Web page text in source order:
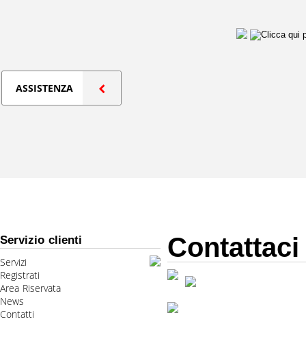
ASSISTENZA
Servizio clienti
Servizi
Registrati
Area Riservata
News
Contatti
Contattaci